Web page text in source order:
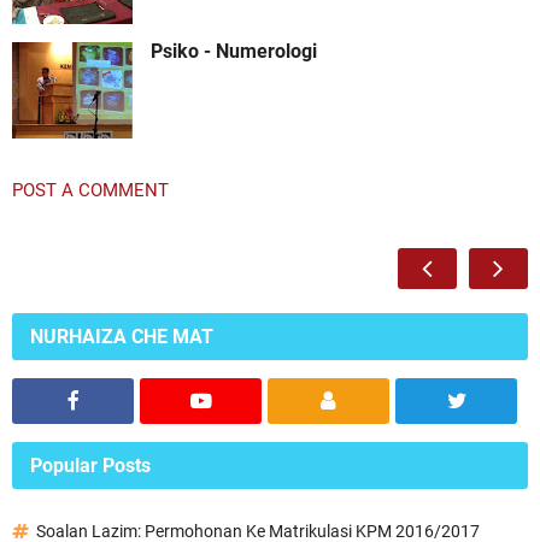
Psiko - Numerologi
POST A COMMENT
NURHAIZA CHE MAT
Popular Posts
Soalan Lazim: Permohonan Ke Matrikulasi KPM 2016/2017